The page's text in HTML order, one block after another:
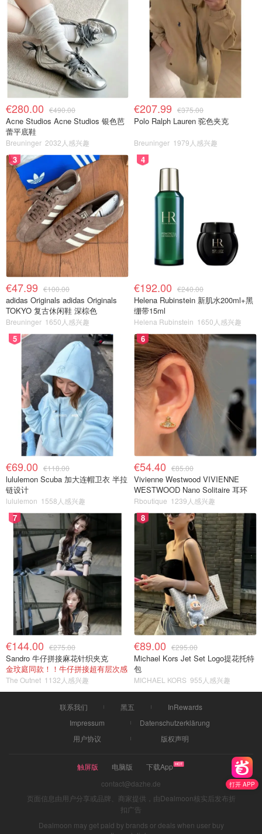
打开 APP
€280.00 €490.00
Acne Studios Acne Studios 银色芭
蕾平底鞋
Breuninger 2032人感兴趣
€207.99 €375.00
Polo Ralph Lauren 驼色夹克
Breuninger 1979人感兴趣
3
€47.99 €100.00
adidas Originals adidas Originals
TOKYO 复古休闲鞋 深棕色
Breuninger 1650人感兴趣
4
€192.00 €240.00
Helena Rubinstein 新肌水200ml+黑
绷带15ml
Helena Rubinstein 1650人感兴趣
5
€69.00 €118.00
lululemon Scuba 加大连帽卫衣 半拉
链设计
lululemon 1558人感兴趣
6
€54.40 €85.00
Vivienne Westwood VIVIENNE
WESTWOOD Nano Solitaire 耳环
Rboutique 1239人感兴趣
7
€144.00 €275.00
Sandro 牛仔拼接麻花针织夹克
金玟庭同款！！牛仔拼接超有层次感
The Outnet 1132人感兴趣
8
€89.00 €295.00
Michael Kors Jet Set Logo提花托特
包
MICHAEL KORS 955人感兴趣
联系我们 黑五
InRewards
Impressum
Datenschutzerklärung
用户协议
版权声明
触屏版 电脑版
下载App
contact@dazhe.de
页面信息由用户分享或品牌、商家提供，由Dealmoon核实后发布折
扣广告
Dealmoon may get paid by brands or deals when user buy